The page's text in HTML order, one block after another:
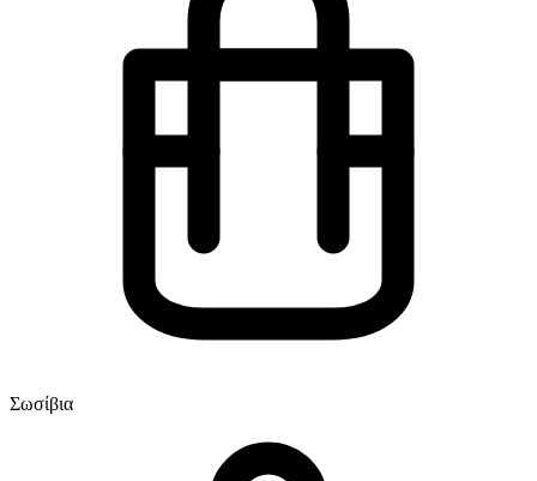
Σωσίβια